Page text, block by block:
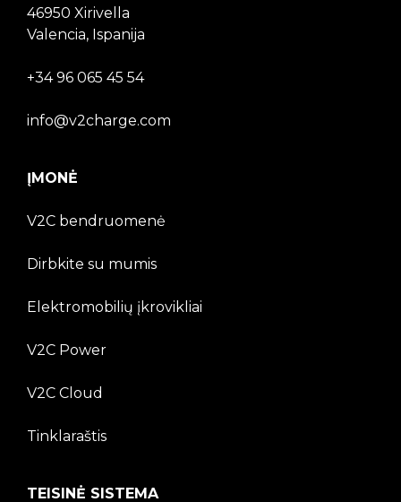
46950 Xirivella
Valencia, Ispanija
+34 96 065 45 54
info@v2charge.com
ĮMONĖ
V2C bendruomenė
Dirbkite su mumis
Elektromobilių įkrovikliai
V2C Power
V2C Cloud
Tinklaraštis
TEISINĖ SISTEMA